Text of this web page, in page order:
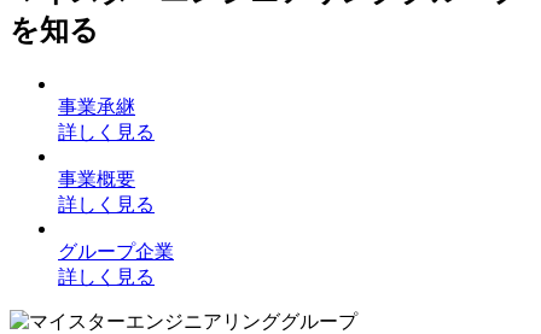
を知る
事業承継
詳しく見る
事業概要
詳しく見る
グループ企業
詳しく見る